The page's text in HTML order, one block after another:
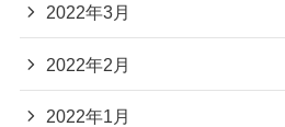
2022年3月
2022年2月
2022年1月